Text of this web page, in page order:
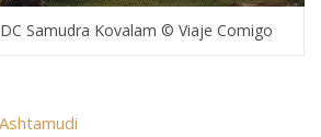
Samudra Kovalam © Viaje Comigo